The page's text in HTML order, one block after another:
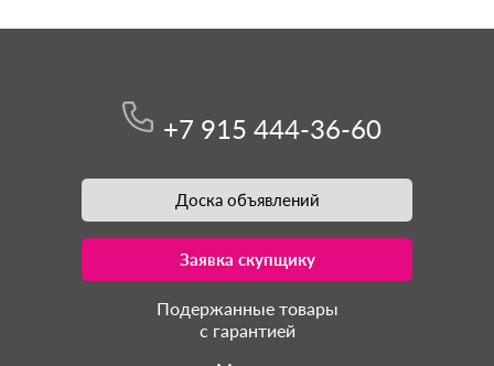
+7 915 444-36-60
Доска объявлений
Заявка скупщику
Подержанные товары
с гарантией